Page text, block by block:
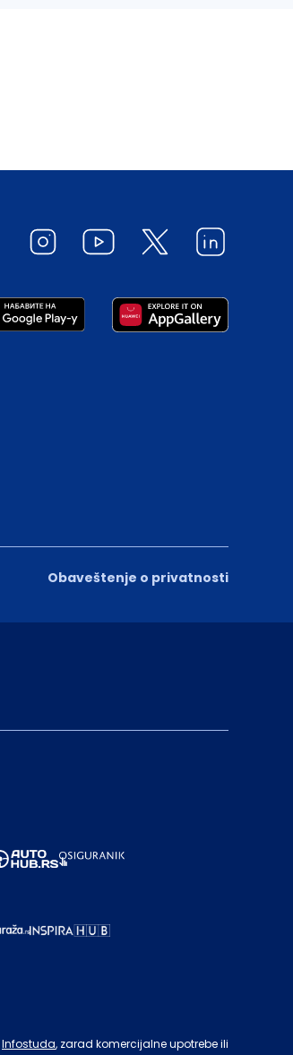
Obaveštenje o privatnosti
Infostuda, zarad komercijalne upotrebe ili